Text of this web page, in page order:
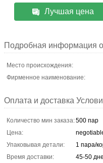
Лучшая цена
Подробная информация о
Место происхождения:
Фирменное наименование:
Оплата и доставка
Количество мин заказа:500 пар
Цена:
Упаковывая детали:
1 пара/
Время доставки:
45-50